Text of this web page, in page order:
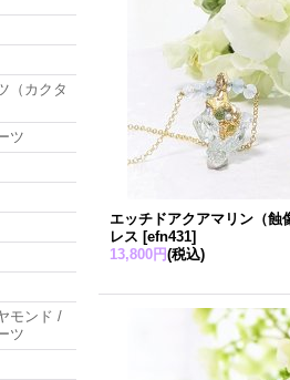
（カクタ
ツ
モンド /
ツ
エッチドアクアマリン（蝕
レス [efn431]
13,800円(税込)